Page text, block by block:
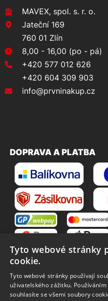
MAVEX, spol. s. r. o.
Jateční 169
760 01 Zlín
8,00 - 16,00 (po - pá)
+420 577 012 626
+420 604 309 903
info@prvninakup.cz
DOPRAVA A PLATBA
Tyto webové stránky
cookie.
Tyto webové stránky používají
uživatelského zážitku.
souhlasíte se všemi soubory